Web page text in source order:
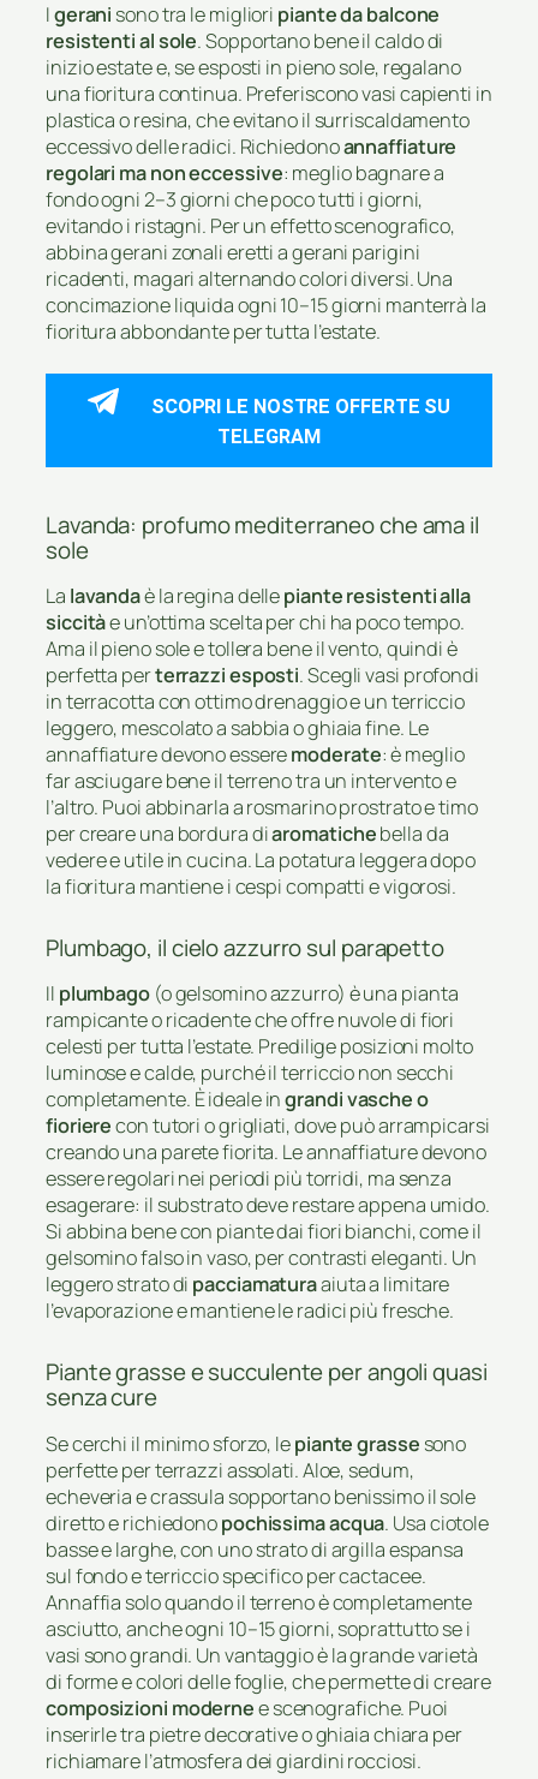
Igerani sono tra le migliori piante da balcone
resistenti al sole. Sopportano bene il caldo di
inizio estate e, se esposti in pieno sole, regalano
una fioritura continua. Preferiscono vasi capienti in
plastica o resina, che evitano il surriscaldamento
eccessivo delle radici. Richiedonoannaffiature
regolari ma non eccessive: meglio bagnare a
fondo ogni 2–3 giorni che poco tutti i giorni,
evitando i ristagni. Per un effetto scenografico,
abbina gerani zonali eretti a gerani parigini
ricadenti, magari alternando colori diversi. Una
concimazione liquida ogni 10–15 giorni manterrà la
fioritura abbondante per tutta l’estate.
SCOPRI LE NOSTRE OFFERTE SU
TELEGRAM
Lavanda: profumo mediterraneo che ama il
sole
La lavandaè la regina dellepiante resistenti alla
siccitàe un’ottima scelta per chi ha poco tempo.
Ama il pieno sole e tollera bene il vento, quindi è
perfetta perterrazzi esposti. Scegli vasi profondi
in terracotta con ottimo drenaggio e un terriccio
leggero, mescolato a sabbia o ghiaia fine. Le
annaffiature devono esseremoderate: è meglio
far asciugare bene il terreno tra un intervento e
l’altro. Puoi abbinarla a rosmarino prostrato e timo
per creare una bordura diaromatichebella da
vedere e utile in cucina. La potatura leggera dopo
la fioritura mantiene i cespi compatti e vigorosi.
Plumbago, il cielo azzurro sul parapetto
Il plumbago(o gelsomino azzurro) è una pianta
rampicante o ricadente che offre nuvole di fiori
celesti per tutta l’estate. Predilige posizioni molto
luminose e calde, purché il terriccio non secchi
completamente. È ideale ingrandi vasche o
fiorierecon tutori o grigliati, dove può arrampicarsi
creando una parete fiorita. Le annaffiature devono
essere regolari nei periodi più torridi, ma senza
esagerare: il substrato deve restare appena umido.
Si abbina bene con piante dai fiori bianchi, come il
gelsomino falso in vaso, per contrasti eleganti. Un
leggero strato di pacciamaturaaiuta a limitare
l’evaporazione e mantiene le radici più fresche.
Piante grasse e succulente per angoli quasi
senza cure
Se cerchi il minimo sforzo, lepiante grasse sono
perfette per terrazzi assolati. Aloe, sedum,
echeveria e crassula sopportano benissimo il sole
diretto e richiedonopochissima acqua. Usa ciotole
basse e larghe, con uno strato di argilla espansa
sul fondo e terriccio specifico per cactacee.
Annaffia solo quando il terreno è completamente
asciutto, anche ogni 10–15 giorni, soprattutto se i
vasi sono grandi. Un vantaggio è la grande varietà
di forme e colori delle foglie, che permette di creare
composizioni modernee scenografiche. Puoi
inserirle tra pietre decorative o ghiaia chiara per
richiamare l’atmosfera dei giardini rocciosi.